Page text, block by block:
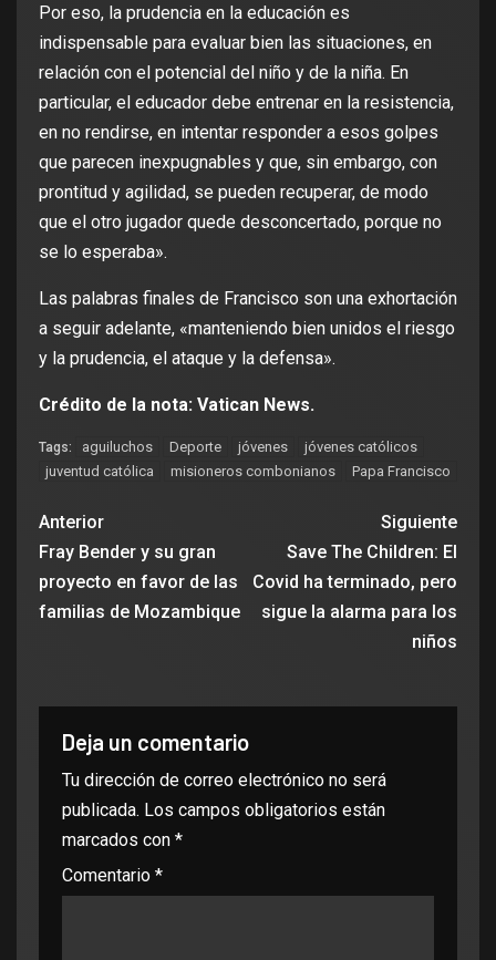
Por eso, la prudencia en la educación es
indispensable para evaluar bien las situaciones, en
relación con el potencial del niño y de la niña. En
particular, el educador debe entrenar en la resistencia,
en no rendirse, en intentar responder a esos golpes
que parecen inexpugnables y que, sin embargo, con
prontitud y agilidad, se pueden recuperar, de modo
que el otro jugador quede desconcertado, porque no
se lo esperaba».
Las palabras finales de Francisco son una exhortación
a seguir adelante, «manteniendo bien unidos el riesgo
y la prudencia, el ataque y la defensa».
Crédito de la nota: Vatican News.
Tags: aguiluchos Deporte jóvenes
jóvenes católicos
juventud católica
misioneros combonianos Papa Francisco
Anterior
Fray Bender y su gran
proyecto en favor de las
familias de Mozambique
Siguiente
Save The Children: El
Covid ha terminado, pero
sigue la alarma para los
niños
Deja un comentario
Tu dirección de correo electrónico no será
publicada. Los campos obligatorios están
marcados con *
Comentario *